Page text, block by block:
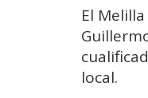
El
local.